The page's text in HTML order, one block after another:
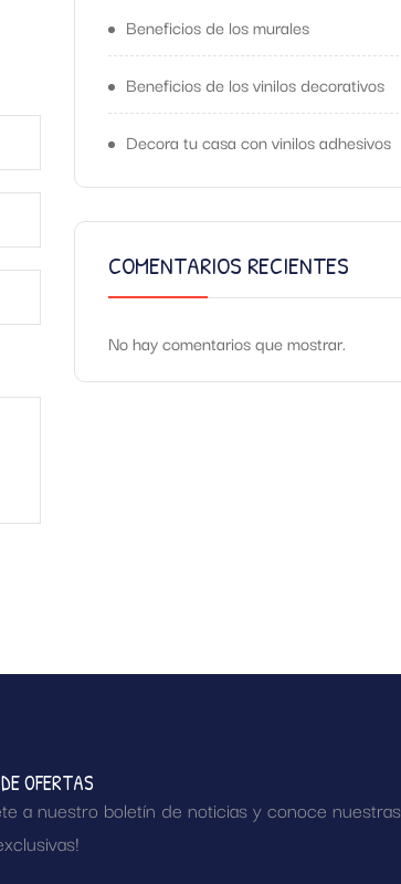
Beneficios de los murales
Beneficios de los vinilos decorativos
Decora tu casa con vinilos adhesivos
COMENTARIOS RECIENTES
No hay comentarios que mostrar.
OFERTAS
a nuestro boletín de noticias y conoce nuestras